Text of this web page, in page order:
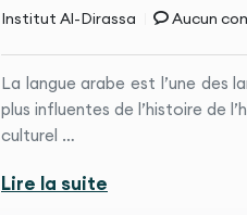
Institut Al-Dirassa Aucun
La langue arabe est l’une des
plus influentes de l’histoire de
culturel …
Lire la suite